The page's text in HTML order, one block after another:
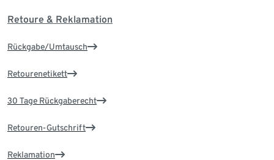
Retoure & Reklamation
Rückgabe/Umtausch
Retourenetikett
30 Tage Rückgaberecht
Retouren-Gutschrift
Reklamation